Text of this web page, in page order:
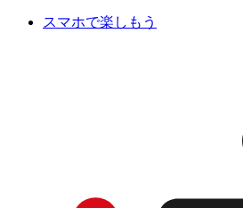
スマホで楽しもう